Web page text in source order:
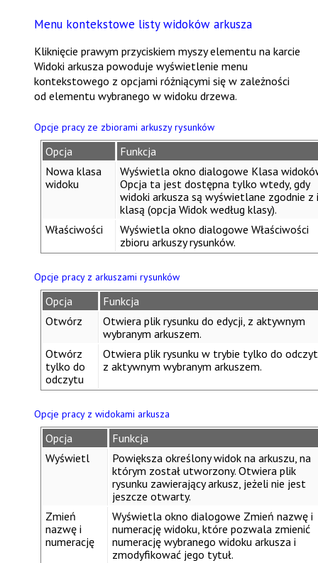
Menu kontekstowe listy widoków arkusza
Kliknięcie prawym przyciskiem myszy elementu na karcie
Widoki arkusza powoduje wyświetlenie menu
kontekstowego z opcjami różniącymi się w zależności
od elementu wybranego w widoku drzewa.
Opcje pracy ze zbiorami arkuszy rysunków
Opcja
Funkcja
Nowa klasa
widoku
Wyświetla okno dialogowe Klasa
Opcja ta jest dostępna tylko wtedy, gdy
widoki arkusza są wyświetlane zgodnie z
klasą (opcja Widok według klasy).
Właściwości
Wyświetla okno dialogowe Właściwości
zbioru arkuszy rysunków.
Opcje pracy z arkuszami rysunków
Opcja
Funkcja
Otwórz
Otwiera plik rysunku do edycji, z aktywnym
wybranym arkuszem.
Otwórz
tylko do
odczytu
Otwiera plik rysunku w trybie tylko do
z aktywnym wybranym arkuszem.
Opcje pracy z widokami arkusza
Opcja
Funkcja
Wyświetl
Powiększa określony widok na arkuszu, na
którym został utworzony. Otwiera plik
rysunku zawierający arkusz, jeżeli nie jest
jeszcze otwarty.
Zmień
nazwę i
numerację
Wyświetla okno dialogowe Zmień nazwę i
numerację widoku, które pozwala zmienić
numerację wybranego widoku arkusza i
zmodyfikować jego tytuł.